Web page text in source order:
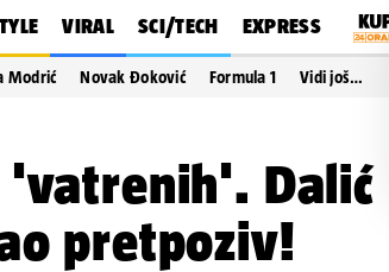
VIRAL SCI/TECH EXPRESS
Modrić Novak Đoković Formula 1 Vidi još…
'vatrenih'. Dalić
pretpoziv!